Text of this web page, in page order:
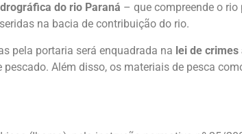
do rio Paraná – que compreende o rio
na bacia de contribuição do rio.
pela portaria será enquadrada na lei de
pescado. Além disso, os materiais de pesca